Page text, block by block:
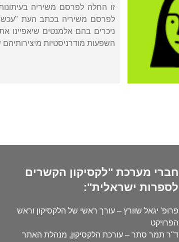
לפרסם משיריה בכתב העת
ניכרים בהם אלמנטים שיאפיינו
השפעות מודרניסטיות
חברי מערכת "לקסיקון הקשרים
לספרות ישראלית":
פרופ' יגאל שוורץ – עורך ראשי של הלקסיקון וראש
הפרויקט
ד"ר תמר סתר – עורכת הלקסיקון, מנהלת האתר